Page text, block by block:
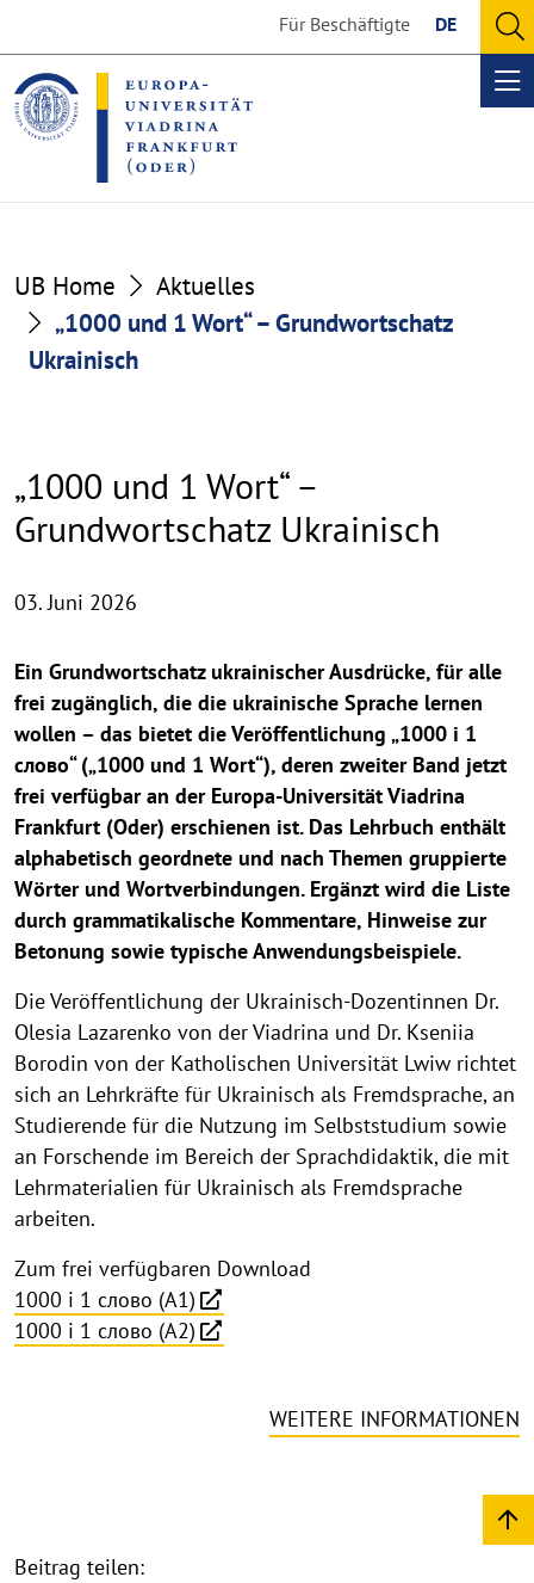
the
content
section
the
footer
section
Für Beschäftigte DE
UB Home
Aktuelles
„1000 und 1 Wort“ – Grundwortschatz
Ukrainisch
„1000 und 1 Wort“ –
Grundwortschatz Ukrainisch
03. Juni 2026
Ein Grundwortschatz ukrainischer Ausdrücke, für alle
frei zugänglich, die die ukrainische Sprache lernen
wollen – das bietet die Veröffentlichung „1000 i 1
слово“ („1000 und 1 Wort“), deren zweiter Band jetzt
frei verfügbar an der Europa-Universität Viadrina
Frankfurt (Oder) erschienen ist. Das Lehrbuch enthält
alphabetisch geordnete und nach Themen gruppierte
Wörter und Wortverbindungen. Ergänzt wird die Liste
durch grammatikalische Kommentare, Hinweise zur
Betonung sowie typische Anwendungsbeispiele.
Die Veröffentlichung der Ukrainisch-Dozentinnen Dr.
Olesia Lazarenko von der Viadrina und Dr. Kseniia
Borodin von der Katholischen Universität Lwiw richtet
sich an Lehrkräfte für Ukrainisch als Fremdsprache, an
Studierende für die Nutzung im Selbststudium sowie
an Forschende im Bereich der Sprachdidaktik, die mit
Lehrmaterialien für Ukrainisch als Fremdsprache
arbeiten.
Zum frei verfügbaren Download
1000 і 1 слово (A1)
1000 i 1 слово (A2)
WEITERE INFORMATIONEN
Beitrag teilen: